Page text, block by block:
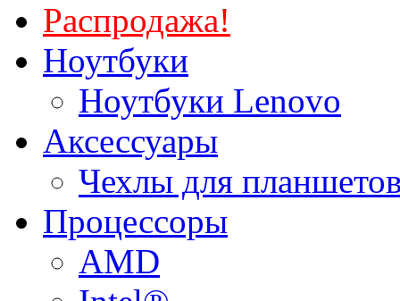
Распродажа!
Ноутбуки
Ноутбуки Lenovo
Аксессуары
Чехлы для
Процессоры
AMD